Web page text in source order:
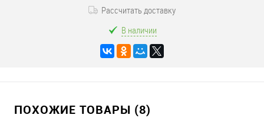
Рассчитать доставку
В наличии
ПОХОЖИЕ ТОВАРЫ (8)